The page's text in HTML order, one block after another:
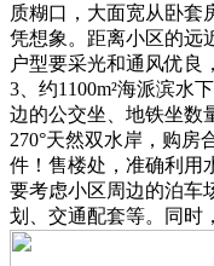
质糊口，大面宽从卧套
凭想象。距离小区的远
户型要采光和通风优良
3、约1100m²海派滨水
边的公交坐、地铁坐数
270°天然双水岸，购房
件！售楼处，准确利用
要考虑小区周边的泊车
划、交通配套等。同时